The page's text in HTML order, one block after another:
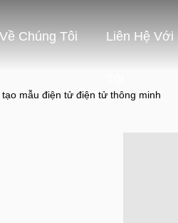
Về Chúng Tôi Liên Hệ Với
tạo mẫu điện tử điện tử thông minh